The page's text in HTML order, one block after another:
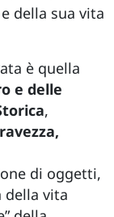
della sua vita
è quella
e delle
,
di oggetti,
della vita